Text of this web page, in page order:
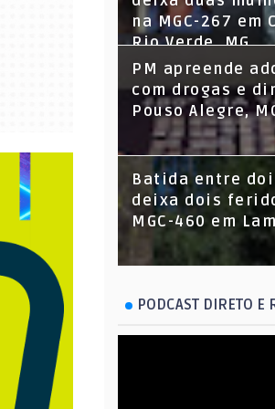
na MGC-267 em
Rio Verde, MG
PM apreende
com drogas e
Pouso Alegre,
Batida entre
deixa dois
MGC-460 em
PODCAST DIRETO E